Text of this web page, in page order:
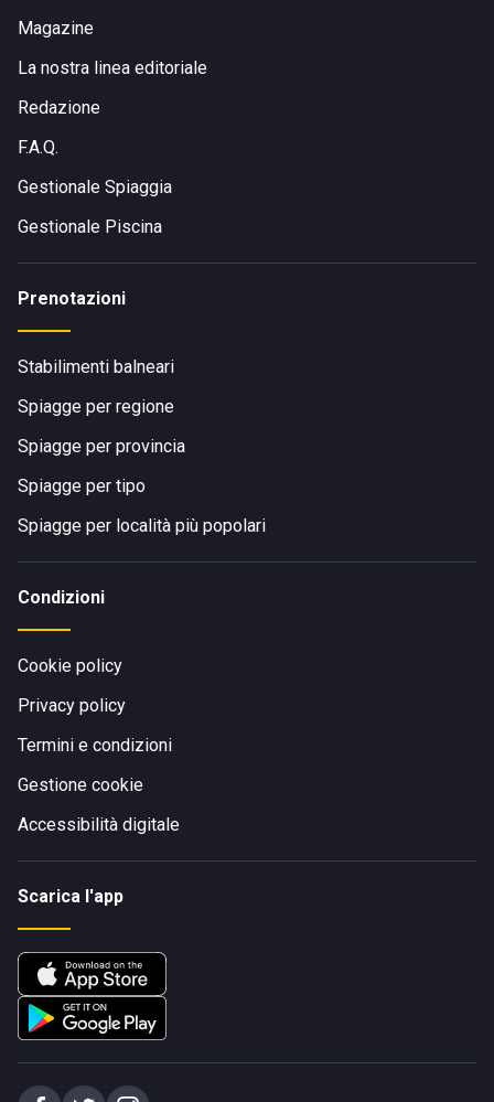
Magazine
La nostra linea editoriale
Redazione
F.A.Q.
Gestionale Spiaggia
Gestionale Piscina
Prenotazioni
Stabilimenti balneari
Spiagge per regione
Spiagge per provincia
Spiagge per tipo
Spiagge per località più popolari
Condizioni
Cookie policy
Privacy policy
Termini e condizioni
Gestione cookie
Accessibilità digitale
Scarica l'app